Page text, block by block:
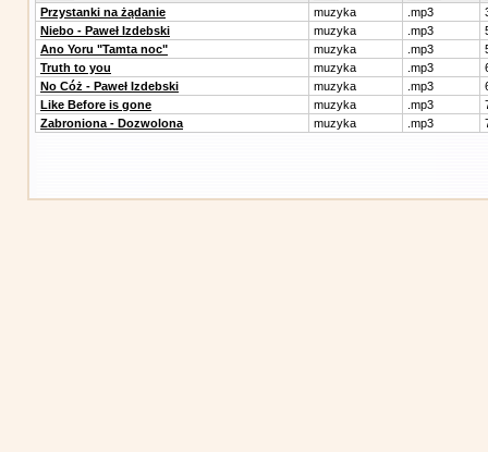
Przystanki na żądanie muzyka .mp3
Niebo - Paweł Izdebski
muzyka .mp3
Ano Yoru "Tamta noc"
muzyka .mp3
Truth to you
muzyka .mp3
No Cóż - Paweł Izdebski
muzyka .mp3
Like Before is gone
muzyka .mp3
Zabroniona - Dozwolona
muzyka .mp3